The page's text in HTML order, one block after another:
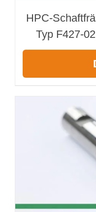
HPC-
Typ F427-